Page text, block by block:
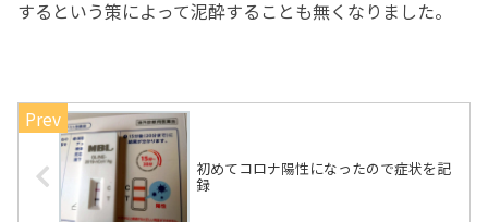
するという策によって泥酔することも無くなりました。
初めてコロナ陽性になったので症状を記
録